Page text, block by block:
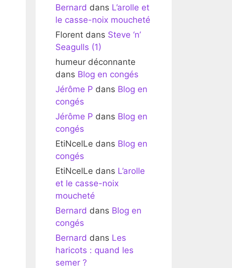
Bernard dans L’arolle et
le casse-noix moucheté
Florent dans Steve ‘n’
Seagulls (1)
humeur déconnante
dans Blog en congés
Jérôme P dans Blog en
congés
Jérôme P dans Blog en
congés
EtiNcelLe dans Blog en
congés
EtiNcelLe dans L’arolle
et le casse-noix
moucheté
Bernard dans Blog en
congés
Bernard dans Les
haricots : quand les
semer ?